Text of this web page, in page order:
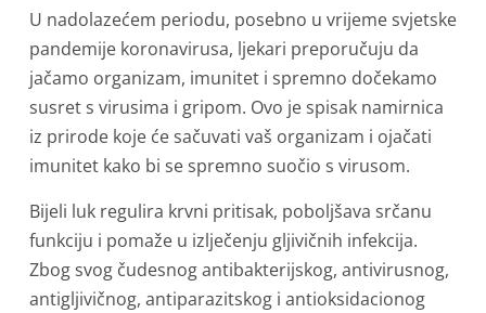
U nadolazećem periodu, posebno u vrijeme svjetske
pandemije koronavirusa, ljekari preporučuju da
jačamo organizam, imunitet i spremno dočekamo
susret s virusima i gripom. Ovo je spisak namirnica
iz prirode koje će sačuvati vaš organizam i ojačati
imunitet kako bi se spremno suočio s virusom.
Bijeli luk regulira krvni pritisak, poboljšava srčanu
funkciju i pomaže u izlječenju gljivičnih infekcija.
Zbog svog čudesnog antibakterijskog, antivirusnog,
antigljivičnog, antiparazitskog i antioksidacionog